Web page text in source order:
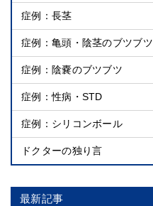
症例：長茎
症例：亀頭・陰茎のブツブツ
症例：陰嚢のブツブツ
症例：性病・STD
症例：シリコンボール
ドクターの独り言
最新記事